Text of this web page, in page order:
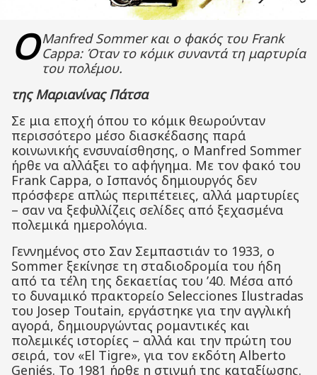
Ο Manfred Sommer και ο φακός του Frank
Cappa: Όταν το κόμικ συναντά τη μαρτυρία
του πολέμου.
της Μαριανίνας Πάτσα
Σε μια εποχή όπου το κόμικ θεωρούνταν
περισσότερο μέσο διασκέδασης παρά
κοινωνικής ενσυναίσθησης, ο Manfred Sommer
ήρθε να αλλάξει το αφήγημα. Με τον φακό του
Frank Cappa, ο Ισπανός δημιουργός δεν
πρόσφερε απλώς περιπέτειες, αλλά μαρτυρίες
– σαν να ξεφυλλίζεις σελίδες από ξεχασμένα
πολεμικά ημερολόγια.
Γεννημένος στο Σαν Σεμπαστιάν το 1933, ο
Sommer ξεκίνησε τη σταδιοδρομία του ήδη
από τα τέλη της δεκαετίας του ’40. Μέσα από
το δυναμικό πρακτορείο Selecciones Ilustradas
του Josep Toutain, εργάστηκε για την αγγλική
αγορά, δημιουργώντας ρομαντικές και
πολεμικές ιστορίες – αλλά και την πρώτη του
σειρά, τον «El Tigre», για τον εκδότη Alberto
Geniés. Το 1981 ήρθε η στιγμή της καταξίωσης.